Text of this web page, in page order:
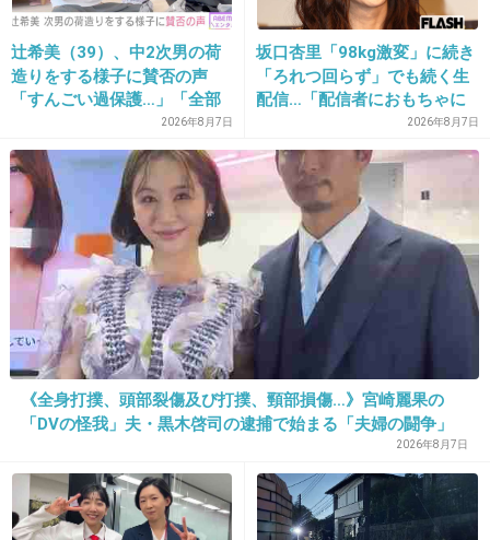
れてたしね。
+26 -1
26. 匿名2013/09/03(火) 16:10:14
変な性癖の人もいるから怖いね
35歳無職男、女性のサドル200個盗む「質
感や匂いが好きでなめたり匂いをかいだり
していた」
girlschannel.net
35歳無職男、女性のサドル200個盗む「質感や匂いが好きでなめたり匂い
をかいだりしていた」女性のサドル「嗅ぎたくて」２００個盗む ３５歳
無職男逮捕 - MSN産経ニュース女性の自転車のサドルを盗んだとして、神奈
川県警山手署は２４日、窃盗の疑いで、横浜市中区立...
+21 -2
27. 匿名2013/09/03(火) 16:11:39
辻希美（39）、中2次男の荷
造りをする様子に賛否の声
「すんごい過保護…」「全部
ママが準備してくれるんだ」
2026年8月7日
坂口杏里「98kg激変」に続き
「ろれつ回らず」でも続く生
配信…「配信者におもちゃに
されてる」知人は懸念表明
2026年8月7日
《全身打撲、頭部裂傷及び打撲、頸部損傷…》宮崎麗果の
「DVの怪我」夫・黒木啓司の逮捕で始まる「夫婦の闘争」
2026年8月7日